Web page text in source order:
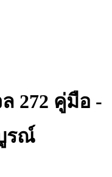
ล 272 คู่มือ -
รณ์